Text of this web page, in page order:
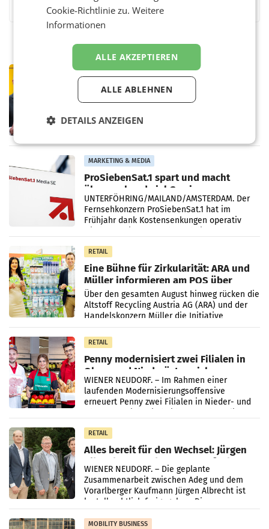
PRIMENEWS
Österreichische Post: Umsatzplus im
ersten Halbjahr trotz schwachem
ersten Halbjahr 2026 einen Konzernumsatz
einem Plus von 3,8 Prozent gegenüber dem
Vergleichszeitraum
MARKETING & MEDIA
ProSiebenSat.1 spart und macht
überraschend viel Gewinn
UNTERFÖHRING/MAILAND/AMSTERDAM. Der
Fernsehkonzern ProSiebenSat.1 hat im
Frühjahr dank Kostensenkungen operativ
RETAIL
Eine Bühne für Zirkularität: ARA und
Müller informieren am POS über
Kreislauffähigkeit
Über den gesamten August hinweg rücken die
Altstoff Recycling Austria AG (ARA) und der
Handelskonzern Müller die Initiative
„Kreislauf-Helden“ in allen österreichischen
Müller-Filialen
RETAIL
Penny modernisiert zwei Filialen in
Ober- und Niederösterreich
WIENER NEUDORF. – Im Rahmen einer
laufenden Modernisierungsoffensive
erneuert Penny zwei Filialen in Nieder- und
RETAIL
Alles bereit für den Wechsel: Jürgen
Albrecht setzt ab 1.1.2027 auf Adeg
WIENER NEUDORF. – Die geplante
Zusammenarbeit zwischen Adeg und dem
Vorarlberger Kaufmann Jürgen Albrecht ist
kartellrechtlich freigegeben: Die
Bundeswettbewerbsbehörde und der
Bundeskartellanwalt
MOBILITY BUSINESS
Cookie-Richtlinie zu.Weitere
Informationen
ALLE AKZEPTIEREN
ALLE ABLEHNEN
DETAILS ANZEIGEN